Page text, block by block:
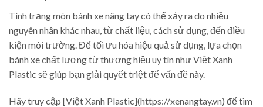
Tình trạng mòn bánh xe nâng tay có thể xảy ra do nhiều
nguyên nhân khác nhau, từ chất liệu, cách sử dụng, đến điều
kiện môi trường. Để tối ưu hóa hiệu quả sử dụng, lựa chọn
bánh xe chất lượng từ thương hiệu uy tín như Việt Xanh
Plastic sẽ giúp bạn giải quyết triệt để vấn đề này.
Hãy truy cập [Việt Xanh Plastic](https://xenangtay.vn) để tìm